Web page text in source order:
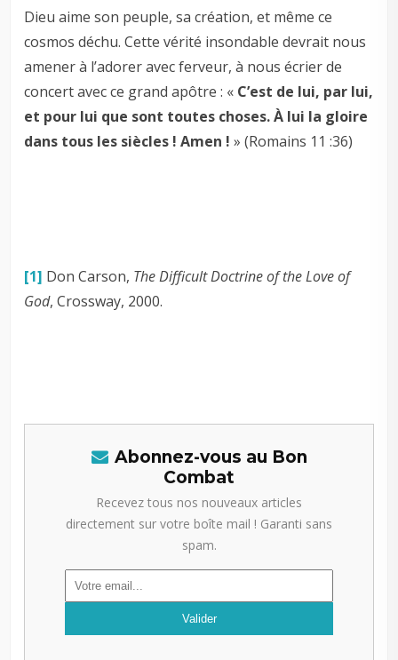
Dieu aime son peuple, sa création, et même ce
cosmos déchu. Cette vérité insondable devrait nous
amener à l’adorer avec ferveur, à nous écrier de
concert avec ce grand apôtre : « C’est de lui, par lui,
et pour lui que sont toutes choses. À lui la gloire
dans tous les siècles ! Amen ! » (Romains 11 :36)
[1] Don Carson, The Difficult Doctrine of the Love of
God, Crossway, 2000.
Abonnez-vous au Bon
Combat
Recevez tous nos nouveaux articles
directement sur votre boîte mail ! Garanti sans
spam.